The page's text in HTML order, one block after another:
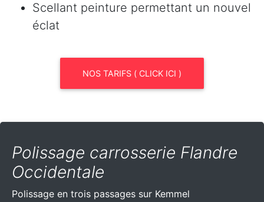
Scellant peinture permettant un nouvel
éclat
NOS TARIFS ( CLICK ICI )
Polissage carrosserie Flandre
Occidentale
Polissage en trois passages sur Kemmel